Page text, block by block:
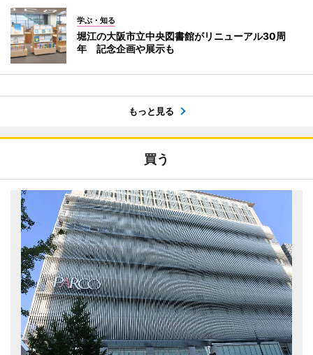
学ぶ・知る
堀江の大阪市立中央図書館がリニューアル30周
年 記念企画や展示も
もっと見る
買う